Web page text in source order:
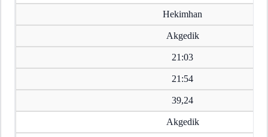
Hekimhan
Akgedik
21:03
21:54
39,24
Akgedik